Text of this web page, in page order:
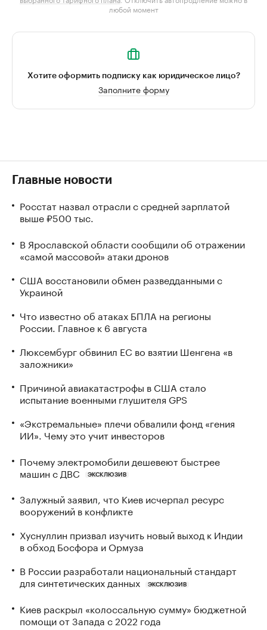
любой момент
Хотите оформить подписку как юридическое лицо?
Заполните форму
Главные новости
Росстат назвал отрасли с средней зарплатой
выше ₽500 тыс.
В Ярославской области сообщили об отражении
«самой массовой» атаки дронов
США восстановили обмен разведданными с
Украиной
Что известно об атаках БПЛА на регионы
России. Главное к 6 августа
Люксембург обвинил ЕС во взятии Шенгена «в
заложники»
Причиной авиакатастрофы в США стало
испытание военными глушителя GPS
«Экстремальные» плечи обвалили фонд «гения
ИИ». Чему это учит инвесторов
Почему электромобили дешевеют быстрее
машин с ДВС
ЭКСКЛЮЗИВ
Залужный заявил, что Киев исчерпал ресурс
вооружений в конфликте
Хуснуллин призвал изучить новый выход к Индии
в обход Босфора и Ормуза
В России разработали национальный стандарт
для синтетических данных
ЭКСКЛЮЗИВ
Киев раскрыл «колоссальную сумму» бюджетной
помощи от Запада с 2022 года